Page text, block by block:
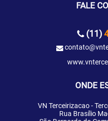
FALE
(11)
ONDE
VN Terceirizacao -
Rua Brasílio